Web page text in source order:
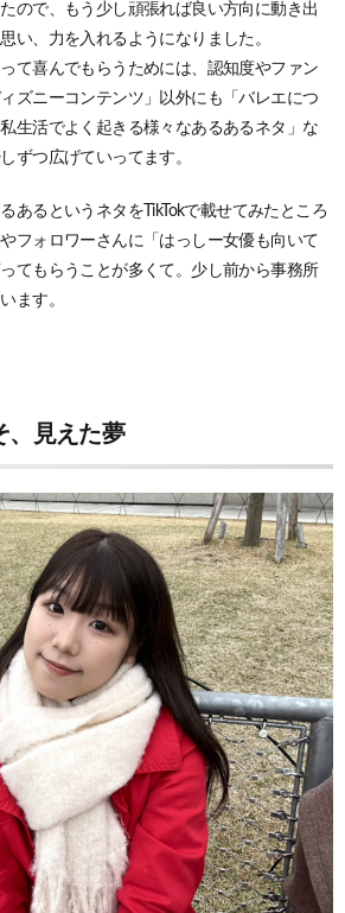
ので、もう少し頑張れば良い方向に動き出
い、力を入れるようになりました。
て喜んでもらうためには、認知度やファン
ズニーコンテンツ」以外にも「バレエにつ
生活でよく起きる様々なあるあるネタ」な
ずつ広げていってます。
あるというネタをTikTokで載せてみたところ
フォロワーさんに「はっしー女優も向いて
てもらうことが多くて。少し前から事務所
ます。
、見えた夢